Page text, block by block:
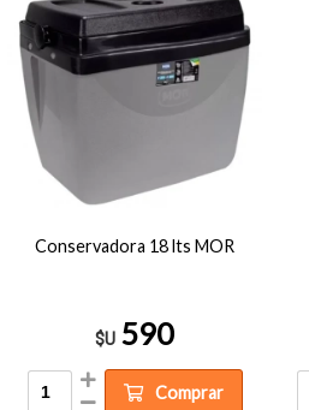
Conservadora 18 lts MOR
$U 590
Comprar